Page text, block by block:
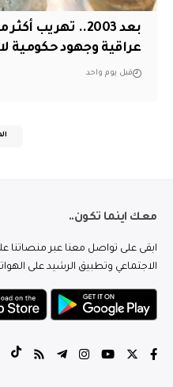
عراقية وجهود حكومية
قبل يوم واحد
معك اينما تكون..
ابقى على تواصل معنا عبر منصاتنا
الاجتماعي وتطبيق الرشيد على